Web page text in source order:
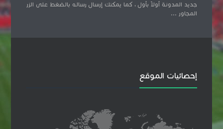
جديد المدونة أولاً بأول ، كما يمكنك إرسال رساله بالضغط على الزر
المجاور ...
إحصائيات الموقع